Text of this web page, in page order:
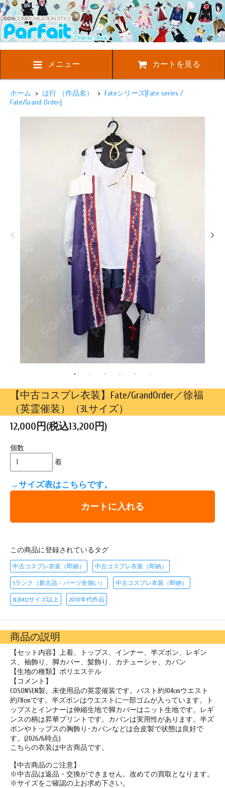
メニュー カートを見る
ホーム > は行 （作品名） > Fateシリーズ[Fate series /
Fate/Grand Order]
【中古コスプレ衣装】Fate/GrandOrder／徐福
（英霊催装）（3Lサイズ）
12,000円(税込13,200円)
個数
着
→サイズ表はこちらです。
カートに入れる
この商品に登録されているタグ
中古コスプレ衣装（即納） 中古コスプレ衣装（即納）
Sランク（新古品・パーツ全揃い） 中古コスプレ衣装（即納）
3L(XXL)サイズ以上 2010年代作品
商品の説明
【セット内容】上着、トップス、インナー、半ズボン、レギン
ス、袖飾り、脚カバー、髪飾り、カチューシャ、カバン
【生地の種類】ポリエステル
【コメント】
COSONSEN製。未使用品の英霊催装です。バスト約104cmウエスト
約78cmです。半ズボンはウエストに一部ゴムが入っています。ト
ップスとインナーは伸縮生地で脚カバーはニット生地です。レギ
ンスの柄は昇華プリントです。カバンは実用性があります。半ズ
ボンやトップスの胸飾り･カバンなどは合皮製で状態は良好で
す。(2026/6時点)
こちらの衣装は中古商品です。
【中古商品のご注意】
※中古品は返品・交換ができません。改めての買取となります。
※サイズをご確認の上お求め下さい。